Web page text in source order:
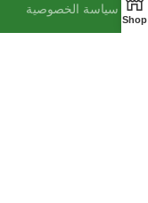
سياسة الخصوصية
Shop